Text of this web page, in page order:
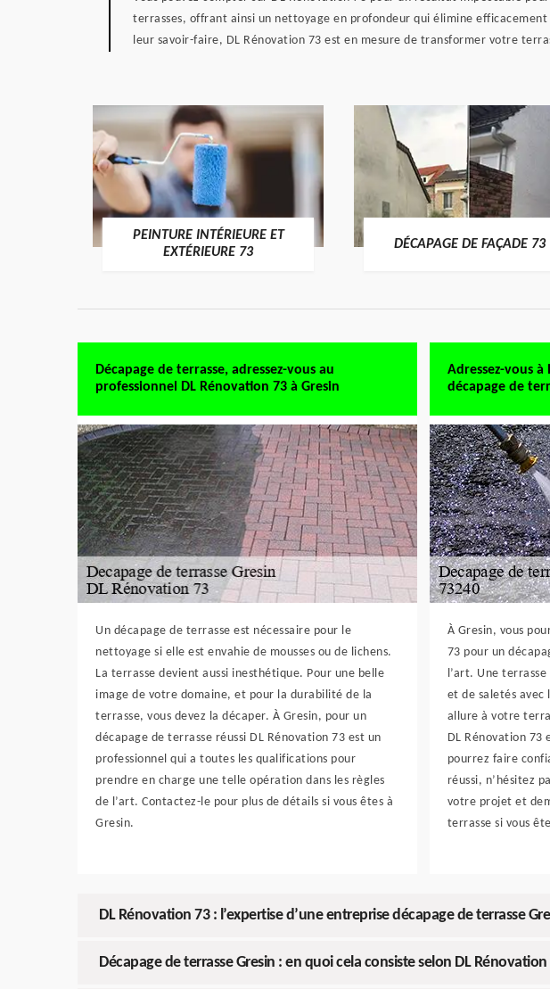
terrasses, offrant ainsi un nettoyage en profondeur qui élimine
leur savoir-faire, DL Rénovation 73 est en mesure de transformer votre
PEINTURE INTÉRIEURE ET
EXTÉRIEURE 73
DÉCAPAGE DE FAÇADE 73
Décapage de terrasse, adressez-vous au
professionnel DL Rénovation 73 à Gresin
Un décapage de terrasse est nécessaire pour le
nettoyage si elle est envahie de mousses ou de lichens.
La terrasse devient aussi inesthétique. Pour une belle
image de votre domaine, et pour la durabilité de la
terrasse, vous devez la décaper. À Gresin, pour un
décapage de terrasse réussi DL Rénovation 73 est un
professionnel qui a toutes les qualifications pour
prendre en charge une telle opération dans les règles
de l’art. Contactez-le pour plus de détails si vous êtes à
Gresin.
Adressez-vous
décapage de
À Gresin, vous
73 pour un
l’art. Une
et de saletés avec
allure à votre
DL Rénovation 73
pourrez faire
réussi, n’hésitez
votre projet et
terrasse si vous
DL Rénovation 73 : l’expertise d’une entreprise décapage de terrasse
Décapage de terrasse Gresin : en quoi cela consiste selon DL Rénovation